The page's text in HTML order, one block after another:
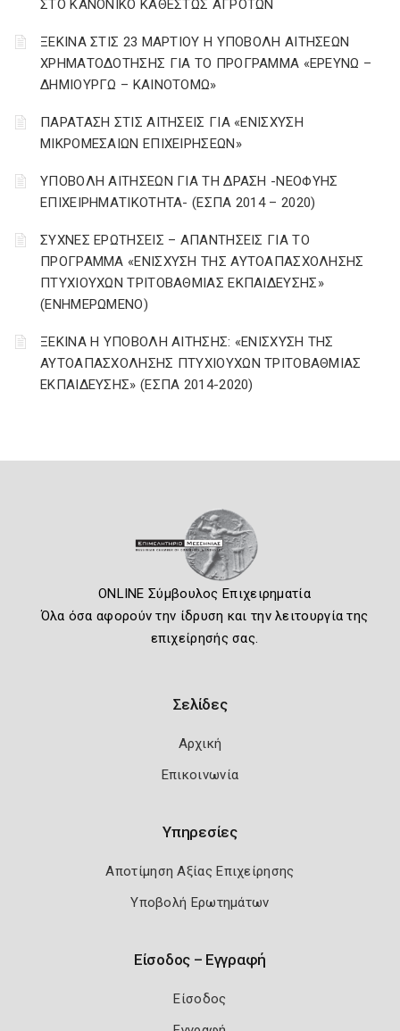
ΣΤΟ ΚΑΝΟΝΙΚΟ ΚΑΘΕΣΤΩΣ ΑΓΡΟΤΩΝ
ΞΕΚΙΝΑ ΣΤΙΣ 23 ΜΑΡΤΙΟΥ Η ΥΠΟΒΟΛΗ ΑΙΤΗΣΕΩΝ
ΧΡΗΜΑΤΟΔΟΤΗΣΗΣ ΓΙΑ ΤΟ ΠΡΟΓΡΑΜΜΑ «ΕΡΕΥΝΩ –
ΔΗΜΙΟΥΡΓΩ – ΚΑΙΝΟΤΟΜΩ»
ΠΑΡΑΤΑΣΗ ΣΤΙΣ ΑΙΤΗΣΕΙΣ ΓΙΑ «ΕΝΙΣΧΥΣΗ
ΜΙΚΡΟΜΕΣΑΙΩΝ ΕΠΙΧΕΙΡΗΣΕΩΝ»
ΥΠΟΒΟΛΗ ΑΙΤΗΣΕΩΝ ΓΙΑ ΤΗ ΔΡΑΣΗ -ΝΕΟΦΥΗΣ
ΕΠΙΧΕΙΡΗΜΑΤΙΚΟΤΗΤΑ- (ΕΣΠΑ 2014 – 2020)
ΣΥΧΝΕΣ ΕΡΩΤΗΣΕΙΣ – ΑΠΑΝΤΗΣΕΙΣ ΓΙΑ ΤΟ
ΠΡΟΓΡΑΜΜΑ «ΕΝΙΣΧΥΣΗ ΤΗΣ ΑΥΤΟΑΠΑΣΧΟΛΗΣΗΣ
ΠΤΥΧΙΟΥΧΩΝ ΤΡΙΤΟΒΑΘΜΙΑΣ ΕΚΠΑΙΔΕΥΣΗΣ»
(ΕΝΗΜΕΡΩΜΕΝΟ)
ΞΕΚΙΝΑ Η ΥΠΟΒΟΛΗ ΑΙΤΗΣΗΣ: «ΕΝΙΣΧΥΣΗ ΤΗΣ
ΑΥΤΟΑΠΑΣΧΟΛΗΣΗΣ ΠΤΥΧΙΟΥΧΩΝ ΤΡΙΤΟΒΑΘΜΙΑΣ
ΕΚΠΑΙΔΕΥΣΗΣ» (ΕΣΠΑ 2014-2020)
ONLINE Σύμβουλος Επιχειρηματία
Όλα όσα αφορούν την ίδρυση και την λειτουργία της
επιχείρησής σας.
Σελίδες
Αρχική
Επικοινωνία
Υπηρεσίες
Αποτίμηση Αξίας Επιχείρησης
Υποβολή Ερωτημάτων
Είσοδος – Εγγραφή
Είσοδος